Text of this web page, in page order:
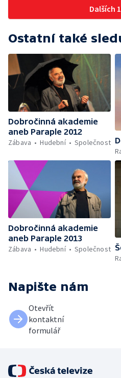
Dalších
Ostatní také
Dobročinná akademie
aneb Paraple 2012
Zábava
Hudební Společnost
Dobročinná akademie
aneb Paraple 2013
Zábava
Hudební Společnost
Napište nám
Otevřít
kontaktní
formulář